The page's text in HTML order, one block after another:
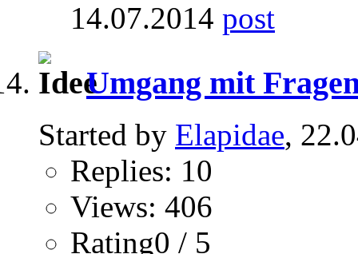
14.07.2014
Umgang mit
Started by Elapidae,
Replies: 10
Views: 406
Rating0 / 5